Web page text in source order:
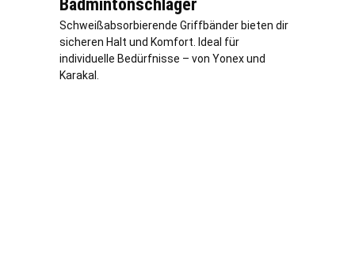
Badmintonschläger
Schweißabsorbierende Griffbänder bieten dir
sicheren Halt und Komfort. Ideal für
individuelle Bedürfnisse – von Yonex und
Karakal.